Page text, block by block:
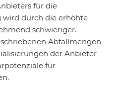
für die
wird durch die erhöhte
schwieriger.
Abfallmengen
der Anbieter
für